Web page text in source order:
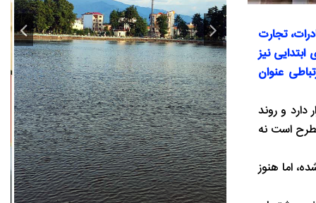
تجارت
نیز
عنوان
و روند
است نه
اما هنوز